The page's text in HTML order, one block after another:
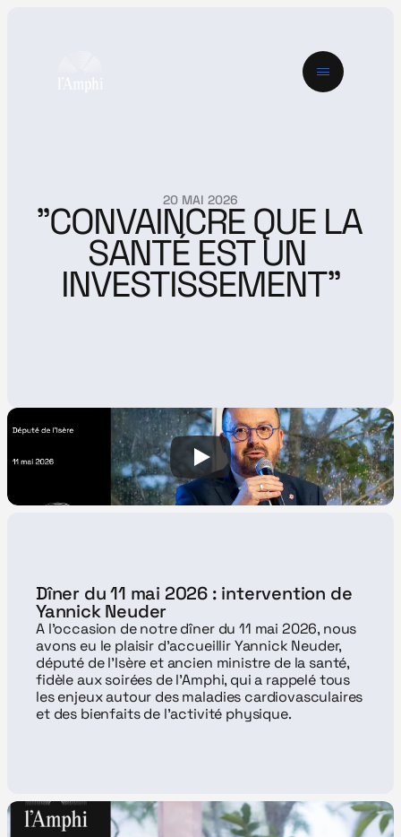
20 MAI 2026
"CONVAINCRE QUE LA
SANTÉ EST UN
INVESTISSEMENT"
Dîner du 11 mai 2026 : intervention de
Yannick Neuder
A l'occasion de notre dîner du 11 mai 2026, nous
avons eu le plaisir d'accueillir Yannick Neuder,
député de l'Isère et ancien ministre de la santé,
fidèle aux soirées de l'Amphi, qui a rappelé tous
les enjeux autour des maladies cardiovasculaires
et des bienfaits de l'activité physique.